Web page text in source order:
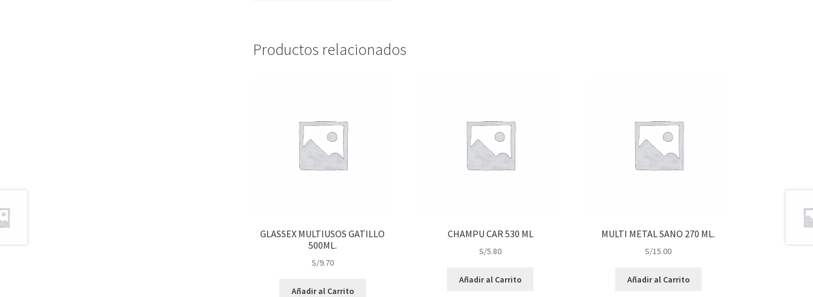
Productos relacionados
GLASSEX MULTIUSOS GATILLO
500ML.
S/9.70
Añadir al Carrito
CHAMPU CAR 530 ML
S/5.80
Añadir al Carrito
MULTI METAL SANO 270 ML.
S/15.00
Añadir al Carrito